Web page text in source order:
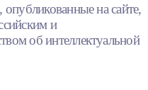
на сайте,
и
об интеллектуальной